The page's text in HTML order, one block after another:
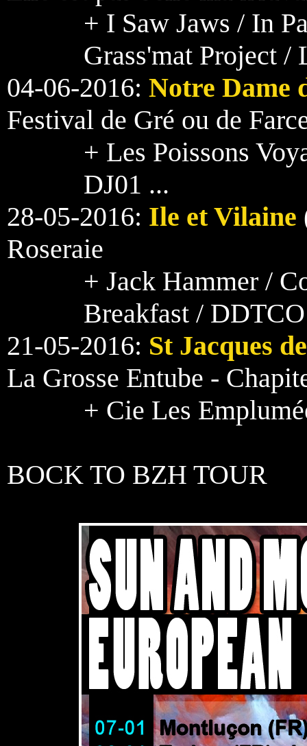
+ I Saw Jaws / In
Grass'mat Project /
04-06-2016: Notre Dame
Festival de Gré ou de
+ Les Poissons
DJ01 ...
28-05-2016: Ile et Vilaine
Roseraie
+ Jack Hammer /
Breakfast / DDTCO
21-05-2016: St Jacques
La Grosse Entube -
+ Cie Les
BOCK TO BZH TOUR